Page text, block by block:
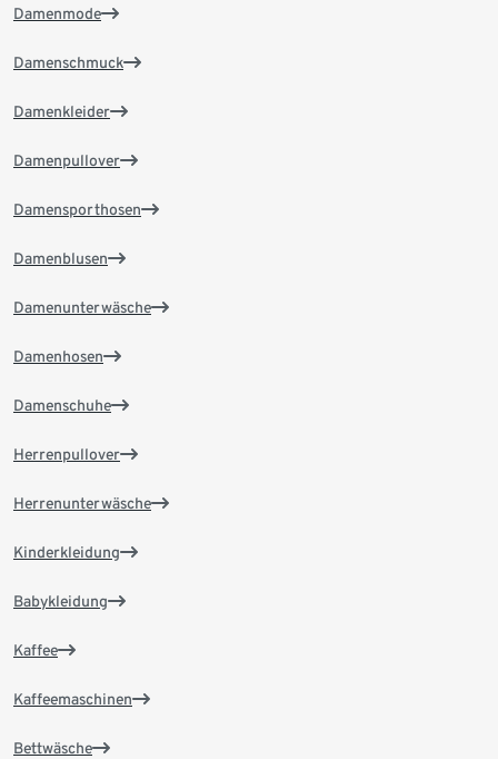
Damenmode
Damenschmuck
Damenkleider
Damenpullover
Damensporthosen
Damenblusen
Damenunterwäsche
Damenhosen
Damenschuhe
Herrenpullover
Herrenunterwäsche
Kinderkleidung
Babykleidung
Kaffee
Kaffeemaschinen
Bettwäsche